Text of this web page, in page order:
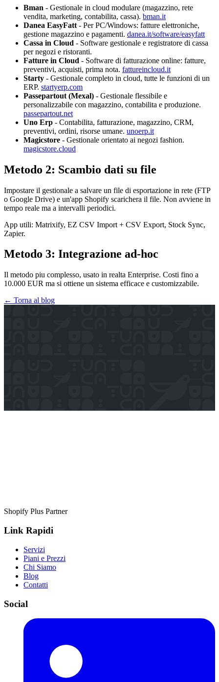
Bman - Gestionale in cloud modulare (magazzino, rete
vendita, marketing, contabilita, cassa). bman.it
Danea EasyFatt - Per PC/Windows: fatture elettroniche,
gestione magazzino e pagamenti. danea.it/software/easyfatt
Cassa in Cloud - Software gestionale e registratore di cassa
per negozi e ristoranti.
Fatture in Cloud - Software di fatturazione online: fatture,
preventivi, acquisti, prima nota. fattureincloud.it
Starty - Gestionale completo in cloud, tutte le funzioni di un
ERP. startyerp.com
Passepartout (Mexal) - Gestionale flessibile e
personalizzabile con magazzino, contabilita e produzione.
passepartout.net
Uno Erp - Contabilita, fatturazione, magazzino, CRM,
preventivi, ordini, risorse umane. unoerp.it
Magicstore - Gestionale orientato ai negozi fashion.
magicstore.cloud
Metodo 2: Scambio dati su file
Impostare il gestionale a salvare un file di esportazione in rete (FTP
o Google Drive) e un'app Shopify scarichera il file. Non avviene in
tempo reale ma a intervalli periodici.
App utili: Matrixify, EZ CSV Import + CSV Export, Stock Sync,
Zapier.
Metodo 3: Integrazione ad-hoc
Il metodo piu complesso, usato in realta Enterprise. Costi fino a
10.000 EUR ma si ottiene un sistema efficace e customizzabile.
← Torna al blog
Shopify Plus Partner
Link Rapidi
Servizi
Piani e Prezzi
Chi Siamo
Blog
Contatti
Social